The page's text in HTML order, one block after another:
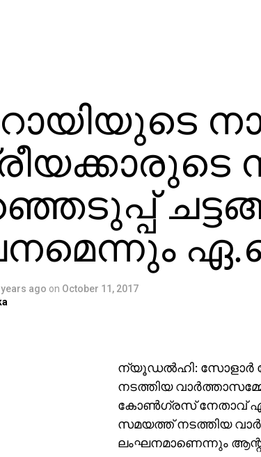
years ago on October 11, 2017
ന്യൂഡല്‍ഹി: സോളാര്‍
നടത്തിയ
കോണ്‍ഗ്രസ് നേതാവ്
സമയത്ത് നടത്തിയ
ലംഘനമാണെന്നും